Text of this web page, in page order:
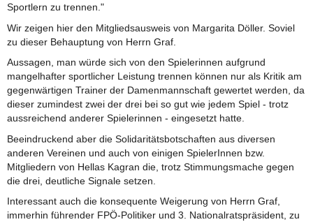
Sportlern zu trennen."
Wir zeigen hier den Mitgliedsausweis von Margarita Döller. Soviel
zu dieser Behauptung von Herrn Graf.
Aussagen, man würde sich von den Spielerinnen aufgrund
mangelhafter sportlicher Leistung trennen können nur als Kritik am
gegenwärtigen Trainer der Damenmannschaft gewertet werden, da
dieser zumindest zwei der drei bei so gut wie jedem Spiel - trotz
aussreichend anderer Spielerinnen - eingesetzt hatte.
Beeindruckend aber die Solidaritätsbotschaften aus diversen
anderen Vereinen und auch von einigen SpielerInnen bzw.
Mitgliedern von Hellas Kagran die, trotz Stimmungsmache gegen
die drei, deutliche Signale setzen.
Interessant auch die konsequente Weigerung von Herrn Graf,
immerhin führender FPÖ-Politiker und 3. Nationalratspräsident, zu